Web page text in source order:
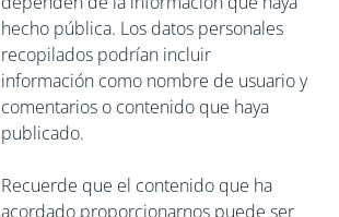
hecho pública. Los datos personales
recopilados podrían incluir
información como nombre de usuario y
comentarios o contenido que haya
publicado.
Recuerde que el contenido que ha
acordado proporcionarnos puede ser